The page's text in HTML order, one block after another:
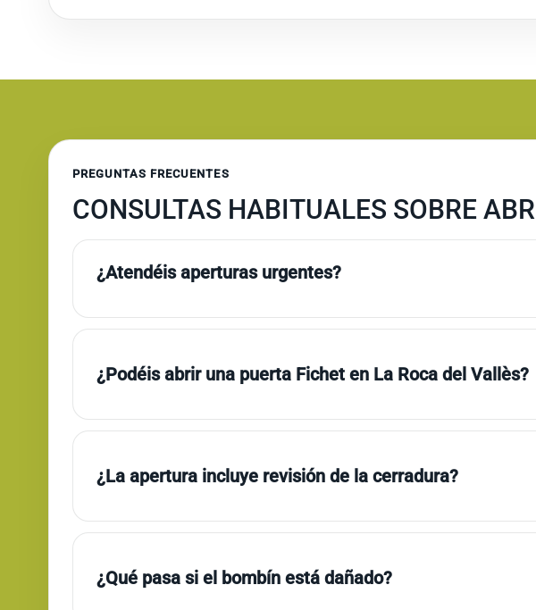
PREGUNTAS FRECUENTES
CONSULTAS HABITUALES SOBRE
¿Atendéis aperturas urgentes?
¿Podéis abrir una puerta Fichet en La Roca del Vallès?
¿La apertura incluye revisión de la cerradura?
¿Qué pasa si el bombín está dañado?